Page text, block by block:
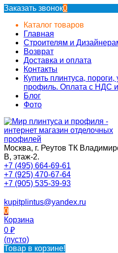
Заказать звонок0
Каталог товаров
Главная
Строителям и
Возврат
Доставка и оплата
Контакты
Купить плинтуса,
профиль. Оплата с НДС
Блог
Фото
Москва, г. Реутов ТК
В, этаж-2.
+7 (495) 664-69-61
+7 (925) 470-67-64
+7 (905) 535-39-93
kupitplintus@yandex.ru
0
Корзина
0 ₽
(пусто)
Товар в корзине!